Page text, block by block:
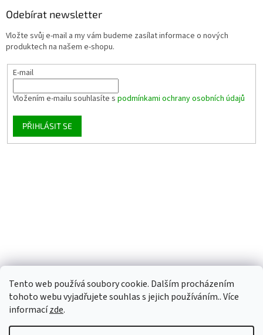
Tento web používá soubory cookie. Dalším procházením
tohoto webu vyjadřujete souhlas s jejich používáním.. Více
informacízde.
Odebírat newsletter
Vložte svůj e-mail a my vám budeme zasílat informace o nových
produktech na našem e-shopu.
E-mail
Vložením e-mailu souhlasíte s podmínkami ochrany osobních údajů
PŘIHLÁSIT SE